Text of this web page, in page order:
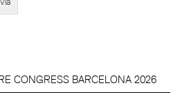
CONGRESS BARCELONA 2026